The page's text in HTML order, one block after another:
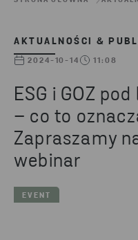
AKTUALNOŚCI &
2024-10-14 11:08
ESG i GOZ
– co to
Zapraszamy
webinar
EVENT